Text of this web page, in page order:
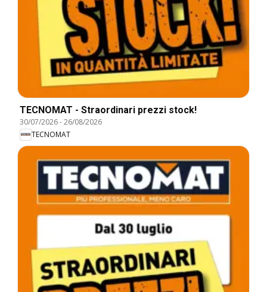
TECNOMAT - Straordinari prezzi stock!
30/07/2026-26/08/2026
TECNOMAT